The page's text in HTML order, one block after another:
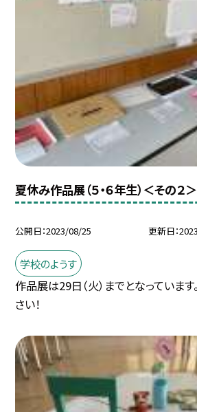
夏休み作品展（５・６年生）＜その２＞
公開日 2023/08/25 更新日
学校のようす
作品展は29日（火）までとなっていま
さい！